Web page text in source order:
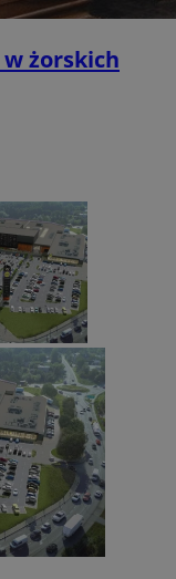
żorskich